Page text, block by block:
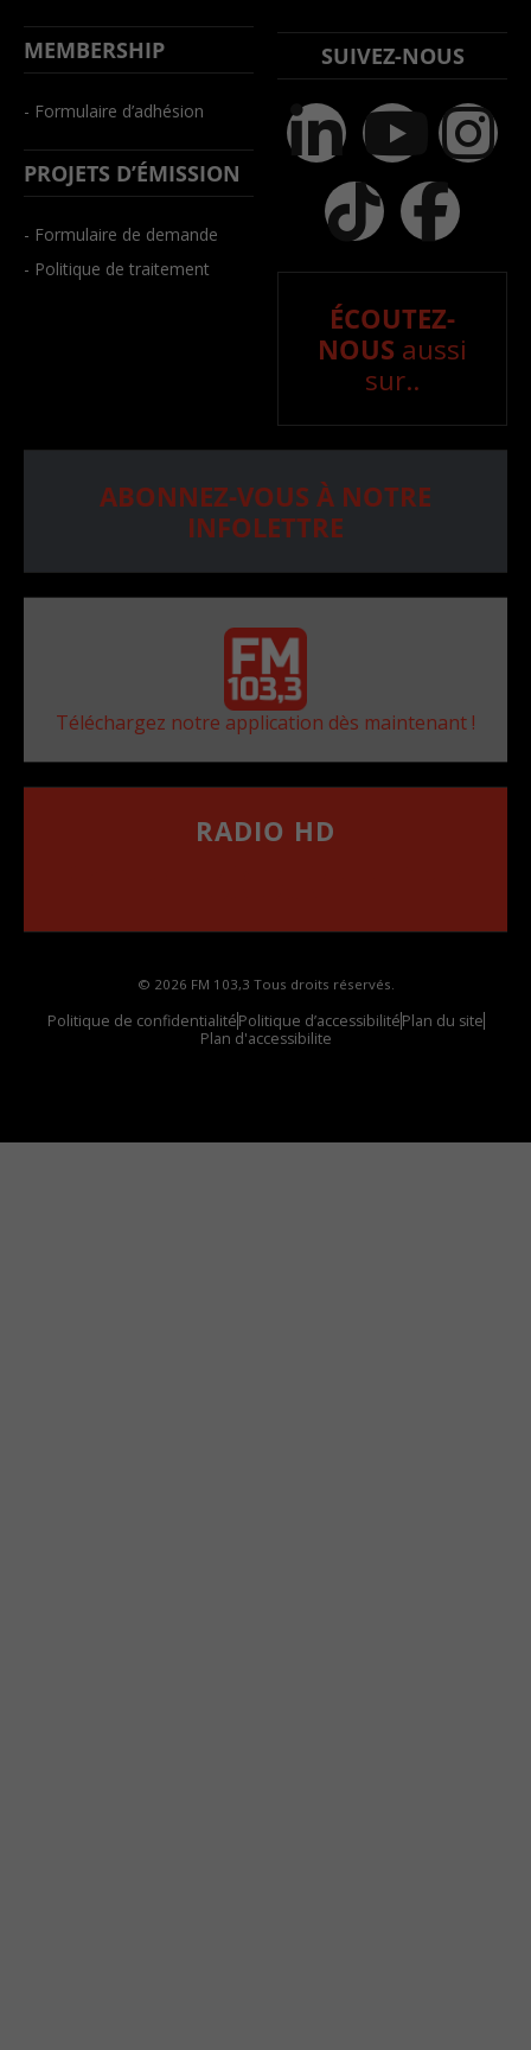
MEMBERSHIP
- Formulaire d’adhésion
PROJETS D’ÉMISSION
- Formulaire de demande
- Politique de traitement
SUIVEZ-NOUS
ÉCOUTEZ-
NOUS aussi
sur..
ABONNEZ-VOUS À NOTRE
INFOLETTRE
Téléchargez notre application dès maintenant !
RADIO HD
© 2026 FM 103,3 Tous droits réservés.
Politique de confidentialitéPolitique d’accessibilitéPlan du site
Plan d'accessibilite